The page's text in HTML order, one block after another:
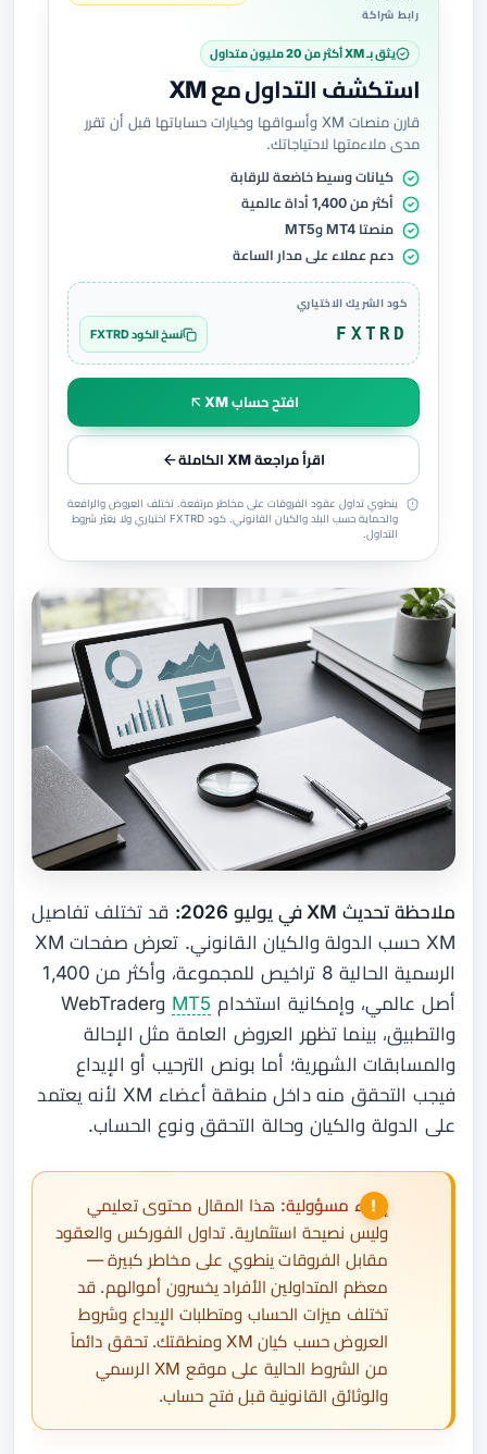
رابط شراكة
يثق بـ XM أكثر من 20 مليون متداول
استكشف التداول مع XM
قارن منصات XM وأسواقها وخيارات حساباتها قبل أن تقرر
مدى ملاءمتها لاحتياجاتك.
كيانات وسيط خاضعة للرقابة
أكثر من 1,400 أداة عالمية
منصتا MT4 وMT5
دعم عملاء على مدار الساعة
كود الشريك الاختياري
FXTRD نسخ الكود FXTRD
افتح حساب XM
اقرأ مراجعة XM الكاملة
ينطوي تداول عقود الفروقات على مخاطر مرتفعة. تختلف العروض والرافعة
والحماية حسب البلد والكيان القانوني. كود FXTRD اختياري ولا يغيّر شروط
التداول.
ملاحظة تحديث XM في يوليو 2026:
قد تختلف تفاصيل
XM حسب الدولة والكيان القانوني. تعرض صفحات XM
الرسمية الحالية 8 تراخيص للمجموعة، وأكثر من 1,400
أصل عالمي، وإمكانية استخدام MT5
وWebTrader
والتطبيق، بينما تظهر العروض العامة مثل الإحالة
والمسابقات الشهرية؛ أما بونص الترحيب أو الإيداع
فيجب التحقق منه داخل منطقة أعضاء XM لأنه يعتمد
على الدولة والكيان وحالة التحقق ونوع الحساب.
إخلاء مسؤولية: هذا المقال محتوى تعليمي
وليس نصيحة استثمارية. تداول الفوركس والعقود
مقابل الفروقات ينطوي على مخاطر كبيرة —
معظم المتداولين الأفراد يخسرون أموالهم. قد
تختلف ميزات الحساب ومتطلبات الإيداع وشروط
العروض حسب كيان XM ومنطقتك. تحقق دائماً
من الشروط الحالية على موقع XM الرسمي
والوثائق القانونية قبل فتح حساب.